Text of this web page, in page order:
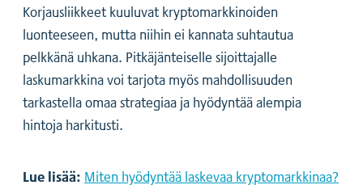
Korjausliikkeet kuuluvat kryptomarkkinoiden
luonteeseen, mutta niihin ei kannata suhtautua
pelkkänä uhkana. Pitkäjänteiselle sijoittajalle
laskumarkkina voi tarjota myös mahdollisuuden
tarkastella omaa strategiaa ja hyödyntää alempia
hintoja harkitusti.
Lue lisää: Miten hyödyntää laskevaa kryptomarkkinaa?